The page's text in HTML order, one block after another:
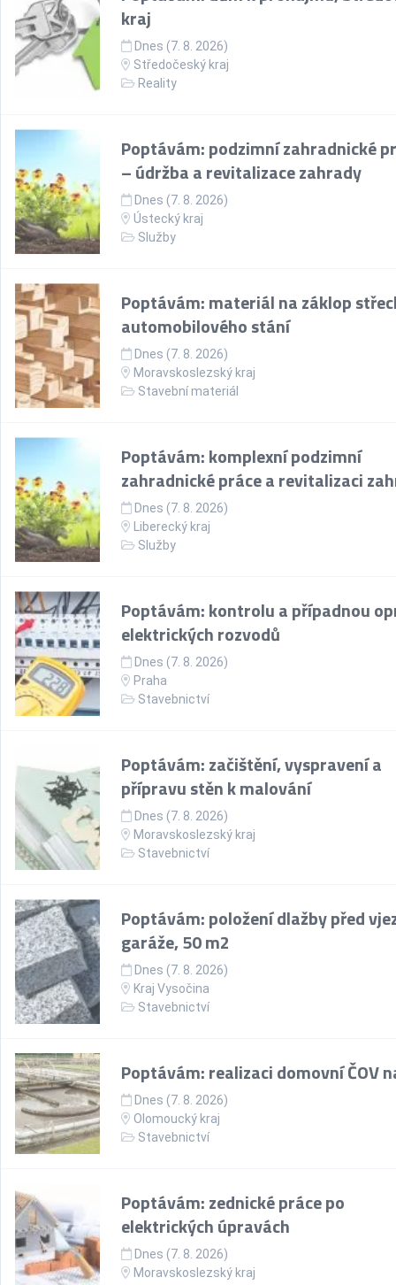
kraj
Dnes (7. 8. 2026)
Středočeský kraj
Reality
Poptávám: podzimní zahradnické
– údržba a revitalizace zahrady
Dnes (7. 8. 2026)
Ústecký kraj
Služby
Poptávám: materiál na záklop
automobilového stání
Dnes (7. 8. 2026)
Moravskoslezský kraj
Stavební materiál
Poptávám: komplexní podzimní
zahradnické práce a revitalizaci
Dnes (7. 8. 2026)
Liberecký kraj
Služby
Poptávám: kontrolu a případnou
elektrických rozvodů
Dnes (7. 8. 2026)
Praha
Stavebnictví
Poptávám: začištění, vyspravení a
přípravu stěn k malování
Dnes (7. 8. 2026)
Moravskoslezský kraj
Stavebnictví
Poptávám: položení dlažby před
garáže, 50 m2
Dnes (7. 8. 2026)
Kraj Vysočina
Stavebnictví
Poptávám: realizaci domovní ČOV
Dnes (7. 8. 2026)
Olomoucký kraj
Stavebnictví
Poptávám: zednické práce po
elektrických úpravách
Dnes (7. 8. 2026)
Moravskoslezský kraj